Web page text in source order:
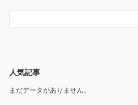
人気記事
まだデータがありません。